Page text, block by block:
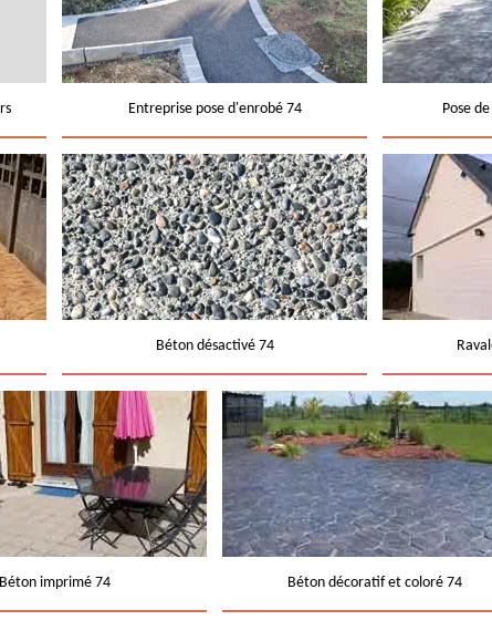
Entreprise pose d'enrobé 74 Pose
Béton désactivé 74
Béton imprimé 74 Béton décoratif et coloré 74